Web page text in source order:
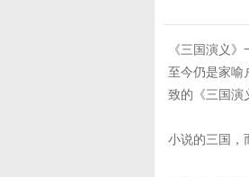
《三国演义
至今仍是家喻
致的《三国演
小说的三国，